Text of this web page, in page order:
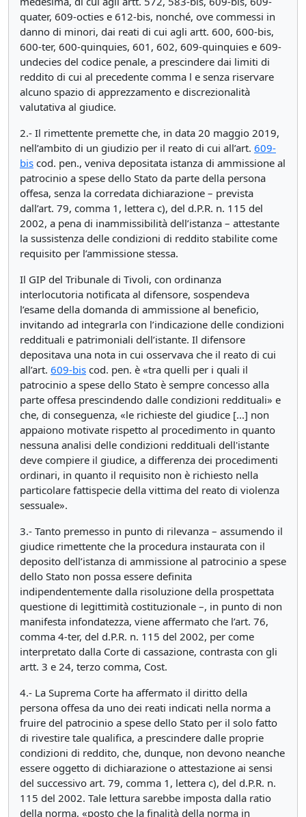
quater, 609-octies e 612-bis, nonché, ove commessi in
danno di minori, dai reati di cui agli artt. 600, 600-bis,
600-ter, 600-quinquies, 601, 602, 609-quinquies e 609-
undecies del codice penale, a prescindere dai limiti di
reddito di cui al precedente comma l e senza riservare
alcuno spazio di apprezzamento e discrezionalità
valutativa al giudice.
2.- Il rimettente premette che, in data 20 maggio 2019,
nell’ambito di un giudizio per il reato di cui all’art. 609-
bis cod. pen., veniva depositata istanza di ammissione al
patrocinio a spese dello Stato da parte della persona
offesa, senza la corredata dichiarazione – prevista
dall’art. 79, comma 1, lettera c), del d.P.R. n. 115 del
2002, a pena di inammissibilità dell’istanza – attestante
la sussistenza delle condizioni di reddito stabilite come
requisito per l’ammissione stessa.
Il GIP del Tribunale di Tivoli, con ordinanza
interlocutoria notificata al difensore, sospendeva
l’esame della domanda di ammissione al beneficio,
invitando ad integrarla con l’indicazione delle condizioni
reddituali e patrimoniali dell’istante. Il difensore
depositava una nota in cui osservava che il reato di cui
all’art. 609-bis cod. pen. è «tra quelli per i quali il
patrocinio a spese dello Stato è sempre concesso alla
parte offesa prescindendo dalle condizioni reddituali» e
che, di conseguenza, «le richieste del giudice [...] non
appaiono motivate rispetto al procedimento in quanto
nessuna analisi delle condizioni reddituali dell'istante
deve compiere il giudice, a differenza dei procedimenti
ordinari, in quanto il requisito non è richiesto nella
particolare fattispecie della vittima del reato di violenza
sessuale».
3.- Tanto premesso in punto di rilevanza – assumendo il
giudice rimettente che la procedura instaurata con il
deposito dell’istanza di ammissione al patrocinio a spese
dello Stato non possa essere definita
indipendentemente dalla risoluzione della prospettata
questione di legittimità costituzionale –, in punto di non
manifesta infondatezza, viene affermato che l’art. 76,
comma 4-ter, del d.P.R. n. 115 del 2002, per come
interpretato dalla Corte di cassazione, contrasta con gli
artt. 3 e 24, terzo comma, Cost.
4.- La Suprema Corte ha affermato il diritto della
persona offesa da uno dei reati indicati nella norma a
fruire del patrocinio a spese dello Stato per il solo fatto
di rivestire tale qualifica, a prescindere dalle proprie
condizioni di reddito, che, dunque, non devono neanche
essere oggetto di dichiarazione o attestazione ai sensi
del successivo art. 79, comma 1, lettera c), del d.P.R. n.
115 del 2002. Tale lettura sarebbe imposta dalla ratio
della norma, «posto che la finalità della norma in